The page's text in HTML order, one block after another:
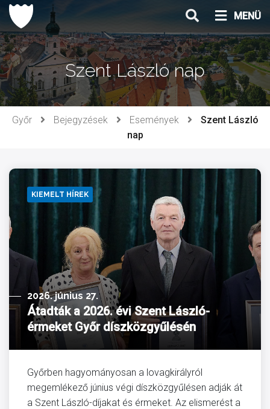
Ugrás
tartalomhoz
MENÜ
Szent László nap
Győr Bejegyzések Események
Szent László
nap
KIEMELT HÍREK
2026. június 27.
Átadták a 2026. évi Szent László-
érmeket Győr díszközgyűlésén
Győrben hagyományosan a lovagkirályról
megemlékező június végi díszközgyűlésen adják át
a Szent László-díjakat és érmeket. Az elismerést a